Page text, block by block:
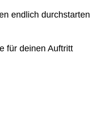
endlich durchstarten
für deinen Auftritt